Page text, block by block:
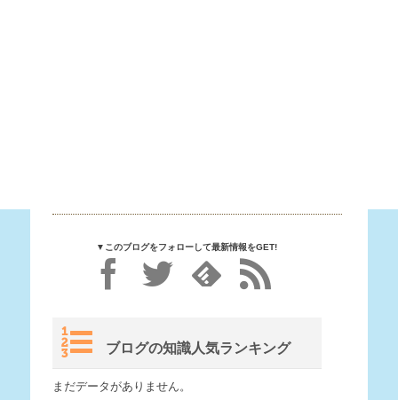
▼このブログをフォローして最新情報をGET!
ブログの知識人気ランキング
まだデータがありません。